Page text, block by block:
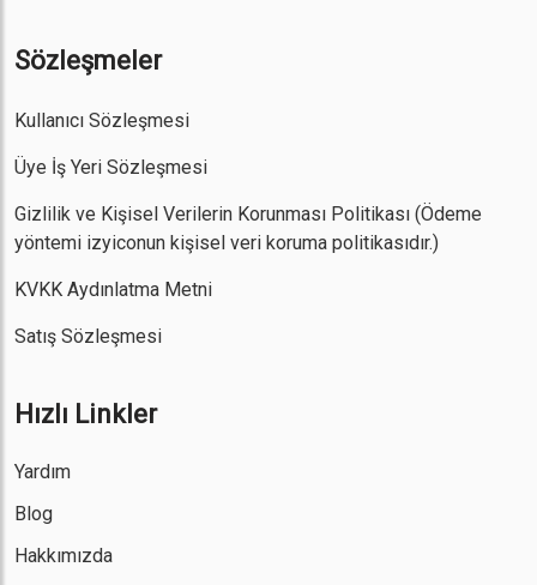
Sözleşmeler
Kullanıcı Sözleşmesi
Üye İş Yeri Sözleşmesi
Gizlilik ve Kişisel Verilerin Korunması Politikası (Ödeme
yöntemi izyiconun kişisel veri koruma politikasıdır.)
KVKK Aydınlatma Metni
Satış Sözleşmesi
Hızlı Linkler
Yardım
Blog
Hakkımızda